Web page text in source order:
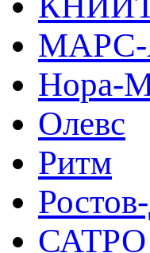
Нора-
Олевс
Ритм
САТРО